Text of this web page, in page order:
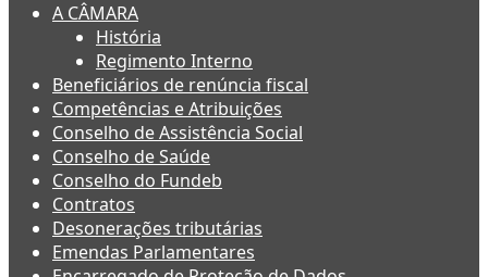
A CÂMARA
História
Regimento Interno
Beneficiários de renúncia fiscal
Competências e Atribuições
Conselho de Assistência Social
Conselho de Saúde
Conselho do Fundeb
Contratos
Desonerações tributárias
Emendas Parlamentares